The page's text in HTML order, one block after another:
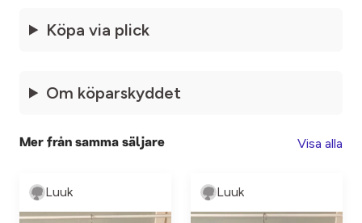
Köpa via plick
Om köparskyddet
Mer från samma säljare Visa alla
Luuk Luuk